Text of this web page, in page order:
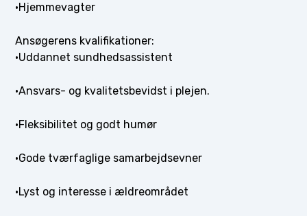
·Hjemmevagter
Ansøgerens kvalifikationer:
·Uddannet sundhedsassistent
·Ansvars- og kvalitetsbevidst i plejen.
·Fleksibilitet og godt humør
·Gode tværfaglige samarbejdsevner
·Lyst og interesse i ældreområdet